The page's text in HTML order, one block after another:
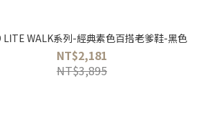
LITE WALK系列-經典素色百搭老爹鞋-黑色
NT$2,181
NT$3,895